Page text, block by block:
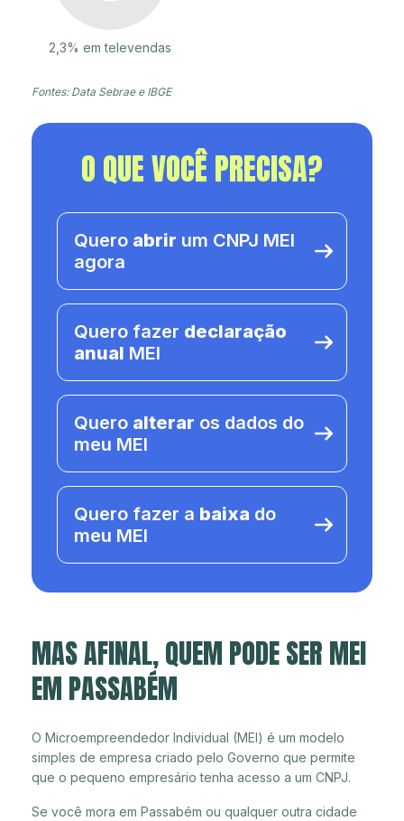
2,3% em televendas
Fontes: Data Sebrae e IBGE
O QUE VOCÊ PRECISA?
Quero abrir um CNPJ MEI
agora
Quero fazer declaração
anual MEI
Quero alterar os dados do
meu MEI
Quero fazer a baixa do
meu MEI
MAS AFINAL, QUEM PODE SER MEI
EM PASSABÉM
O Microempreendedor Individual (MEI) é um modelo
simples de empresa criado pelo Governo que permite
que o pequeno empresário tenha acesso a um CNPJ.
Se você mora em Passabém ou qualquer outra cidade